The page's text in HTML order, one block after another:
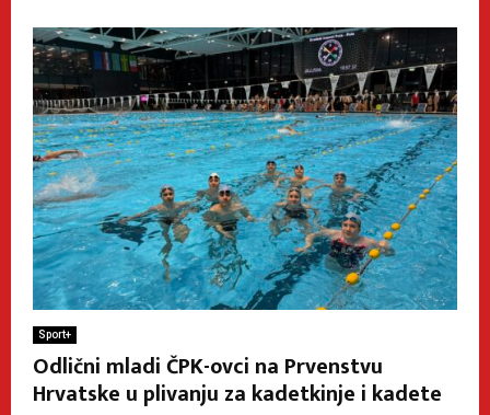
Sport+
Odlični mladi ČPK-ovci na Prvenstvu
Hrvatske u plivanju za kadetkinje i kadete